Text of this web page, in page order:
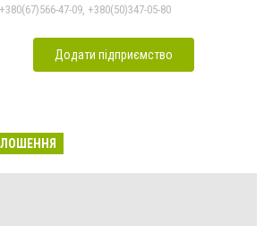
+380(67)566-47-09, +380(50)347-05-80
Додати підприємство